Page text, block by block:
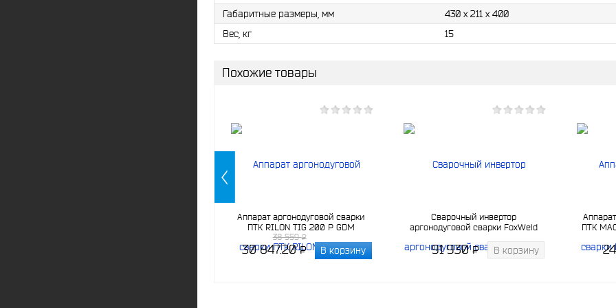
Габаритные размеры, мм
430 х 211 х 400
Вес, кг
15
Похожие товары
Аппарат аргонодуговой сварки
ПТК RILON TIG 200 P GDM
30 847.20P
-
38 559Р
-
В корзину
Сварочный инвертор
аргонодуговой сварки FoxWeld
91 930P
- В корзину
ПТК